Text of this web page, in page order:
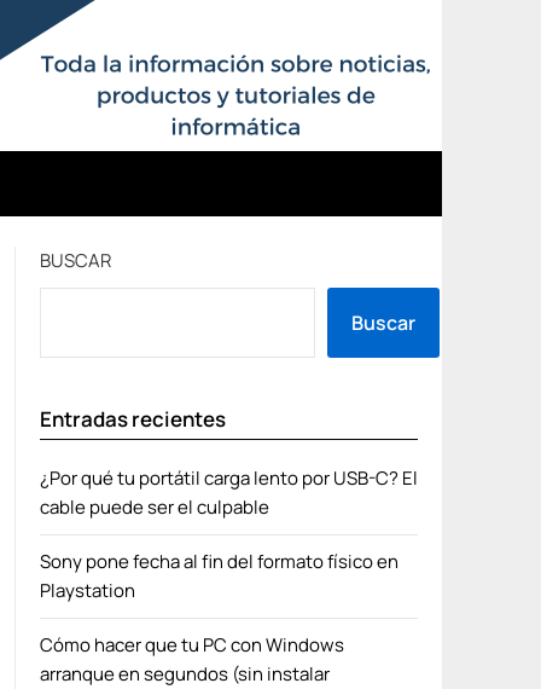
BUSCAR
Buscar
Entradas recientes
¿Por qué tu portátil carga lento por USB-C? El
cable puede ser el culpable
Sony pone fecha al fin del formato físico en
Playstation
Cómo hacer que tu PC con Windows
arranque en segundos (sin instalar